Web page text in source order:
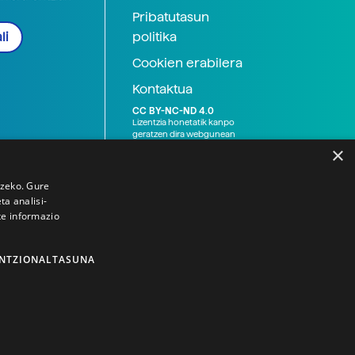
Pribatutasun
politika
Cookien erabilera
Kontaktua
CC BY-NC-ND 4.0
Lizentzia honetatik kanpo
geratzen dira webgunean
×
Gure
analisi-
informazio